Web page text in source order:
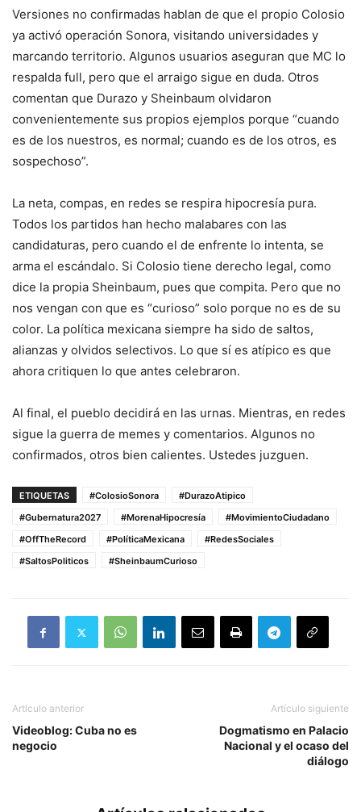
Versiones no confirmadas hablan de que el propio Colosio
ya activó operación Sonora, visitando universidades y
marcando territorio. Algunos usuarios aseguran que MC lo
respalda full, pero que el arraigo sigue en duda. Otros
comentan que Durazo y Sheinbaum olvidaron
convenientemente sus propios ejemplos porque “cuando
es de los nuestros, es normal; cuando es de los otros, es
sospechoso”.
La neta, compas, en redes se respira hipocresía pura.
Todos los partidos han hecho malabares con las
candidaturas, pero cuando el de enfrente lo intenta, se
arma el escándalo. Si Colosio tiene derecho legal, como
dice la propia Sheinbaum, pues que compita. Pero que no
nos vengan con que es “curioso” solo porque no es de su
color. La política mexicana siempre ha sido de saltos,
alianzas y olvidos selectivos. Lo que sí es atípico es que
ahora critiquen lo que antes celebraron.
Al final, el pueblo decidirá en las urnas. Mientras, en redes
sigue la guerra de memes y comentarios. Algunos no
confirmados, otros bien calientes. Ustedes juzguen.
ETIQUETAS #ColosioSonora
#DurazoAtipico
#Gubernatura2027
#MorenaHipocresía
#MovimientoCiudadano
#OffTheRecord
#PolíticaMexicana
#RedesSociales
#SaltosPoliticos
#SheinbaumCurioso
Artículo anterior
Videoblog: Cuba no es
negocio
Artículo siguiente
Dogmatismo en Palacio
Nacional y el ocaso del
diálogo